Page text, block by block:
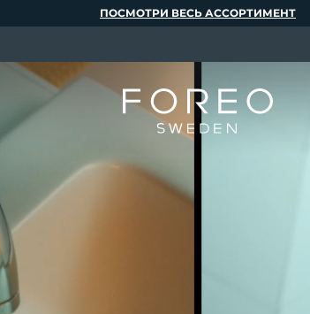
ПОСМОТРИ ВЕСЬ АССОРТИМЕНТ